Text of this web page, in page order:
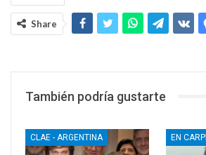
Share
También podría gustarte
CLAE - ARGENTINA EN